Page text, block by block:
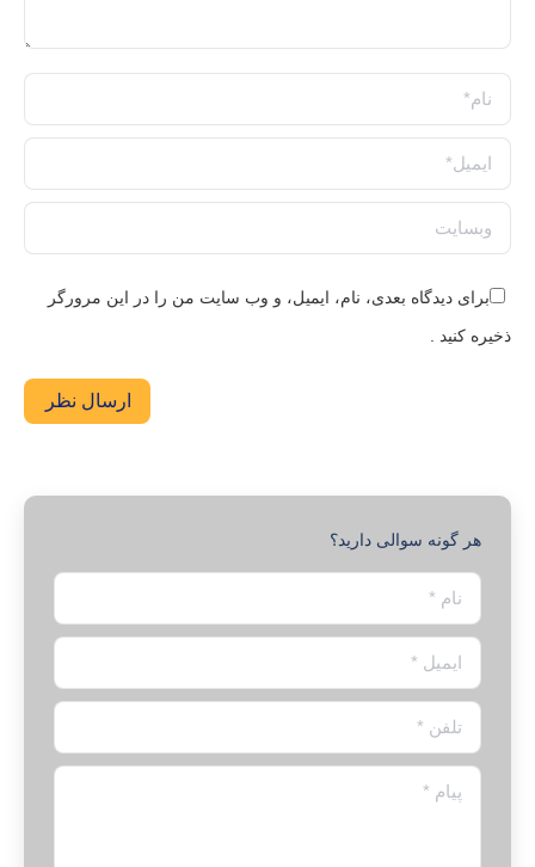
نام *
ایمیل *
وبسایت
برای دیدگاه بعدی، نام، ایمیل، و وب سایت من را در این مرورگر
ذخیره کنید .
ارسال نظر
هر گونه سوالی دارید؟
نام *
ایمیل *
تلفن *
پیام *